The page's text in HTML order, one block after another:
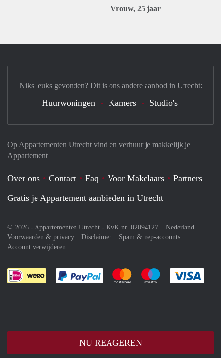
Vrouw, 25 jaar
NU REAGEREN
Op Appartementen Utrecht vind en verhuur je makkelijk je
Appartement
Over ons Contact Faq Voor Makelaars
Partners
Gratis je Appartement aanbieden in Utrecht
© 2026 - Appartementen Utrecht - KvK nr. 02094127 – Nederland
Voorwaarden & privacy
Disclaimer
Spam & nep-accounts
Account verwijderen
Je rekent gemakkelijk af met Paypal
Je rekent gemakkelijk af met
Je rekent
Niks leuks gevonden? Dit is ons andere aanbod in Utrecht:
Huurwoningen Kamers Studio's